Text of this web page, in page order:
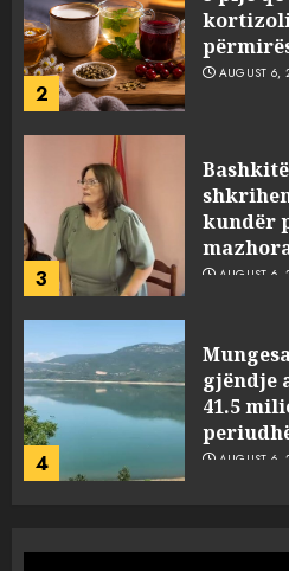
2
AUGUST 6,
3
kundër
AUGUST 6,
4
gjëndje
41.5
AUGUST 6,
Vera të